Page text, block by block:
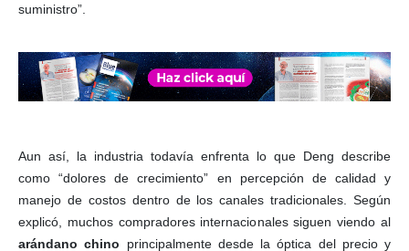
suministro”.
Aun así, la industria todavía enfrenta lo que Deng describe
como “dolores de crecimiento” en percepción de calidad y
manejo de costos dentro de los canales tradicionales. Según
explicó, muchos compradores internacionales siguen viendo al
arándano chino principalmente desde la óptica del precio y